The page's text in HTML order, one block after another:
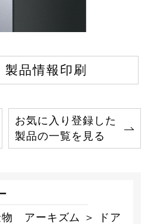
製品情報印刷
お気に入り登録した
製品の一覧を見る
物 アーキズム ＞ ドア